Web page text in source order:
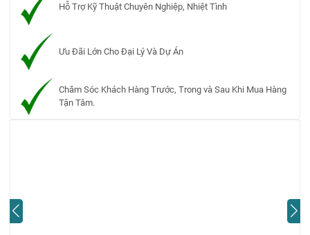
Hỗ Trợ Kỹ Thuật Chuyên Nghiệp, Nhiệt Tình
Ưu Đãi Lớn Cho Đại Lý Và Dự Án
Chăm Sóc Khách Hàng Trước, Trong và Sau Khi Mua Hàng
Tận Tâm.